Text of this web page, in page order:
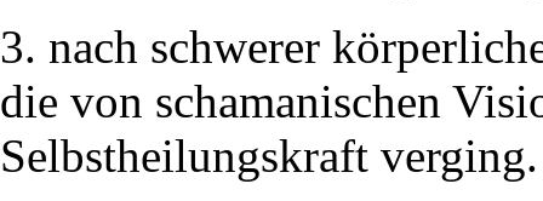
3. nach schwerer
die von schamanischen
Selbstheilungskraft verging.